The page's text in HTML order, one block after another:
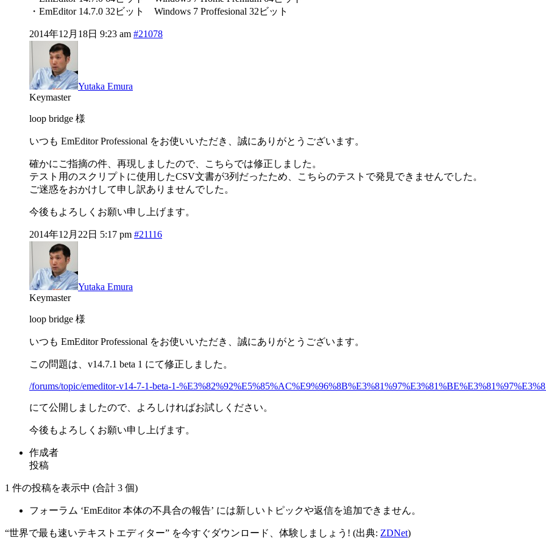
・EmEditor 14.7.0 32ビット Windows 7 Proffesional 32ビット
2014年12月18日 9:23 am #21078
Yutaka Emura
Keymaster
loop bridge 様
いつも EmEditor Professional をお使いいただき、誠にありがとうございます。
確かにご指摘の件、再現しましたので、こちらでは修正しました。
テスト用のスクリプトに使用したCSV文書が3列だったため、こちらのテストで発見できませんでした。
ご迷惑をおかけして申し訳ありませんでした。
今後もよろしくお願い申し上げます。
2014年12月22日 5:17 pm #21116
Yutaka Emura
Keymaster
loop bridge 様
いつも EmEditor Professional をお使いいただき、誠にありがとうございます。
この問題は、v14.7.1 beta 1 にて修正しました。
/forums/topic/emeditor-v14-7-1-beta-1-
にて公開しましたので、よろしければお試しください。
今後もよろしくお願い申し上げます。
作成者
投稿
1 件の投稿を表示中 (合計 3 個)
フォーラム ‘EmEditor 本体の不具合の報告’ には新しいトピックや返信を追加できません。
“世界で最も速いテキストエディター” を今すぐダウンロード、体験しましょう! (出典: ZDNet)